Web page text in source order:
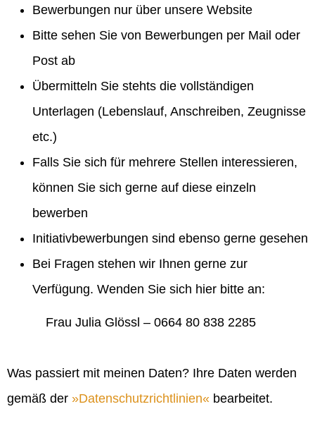
Bewerbungen nur über unsere Website
Bitte sehen Sie von Bewerbungen per Mail oder
Post ab
Übermitteln Sie stehts die vollständigen
Unterlagen (Lebenslauf, Anschreiben, Zeugnisse
etc.)
Falls Sie sich für mehrere Stellen interessieren,
können Sie sich gerne auf diese einzeln
bewerben
Initiativbewerbungen sind ebenso gerne gesehen
Bei Fragen stehen wir Ihnen gerne zur
Verfügung. Wenden Sie sich hier bitte an:
Frau Julia Glössl – 0664 80 838 2285
Was passiert mit meinen Daten? Ihre Daten werden
gemäß der
Datenschutzrichtlinien bearbeitet.